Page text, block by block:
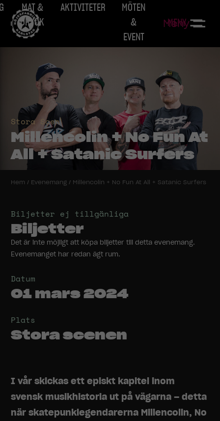
MAT &
DRYCK
AKTIVITETER
MÖTEN
&
EVENT
MENY
Meny
Stora Scen
Millencolin + No Fun At
All + Satanic Surfers
Hem / Evenemang / Millencolin + No Fun At All + Satanic Surfers
Biljetter ej tillgänliga
Biljetter
Det är inte möjligt att köpa biljetter till detta evenemang.
Evenemanget har redan ägt rum.
Datum
01 mars 2024
Plats
Stora scenen
I vår skickas ett episkt kapitel inom
svensk musikhistoria ut på vägarna – detta
när skatepunklegendarerna Millencolin, No